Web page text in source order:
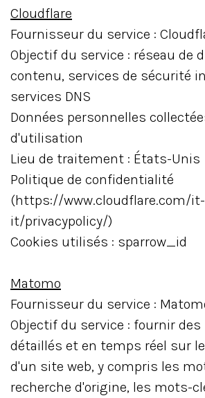
Cloudflare
Fournisseur du service :
Objectif du service : réseau de
contenu, services de sécurité
services DNS
Données personnelles
d'utilisation
Lieu de traitement : États-Unis
Politique de confidentialité
(https://www.cloudflare.com/it-
it/privacypolicy/)
Cookies utilisés : sparrow_id
Matomo
Fournisseur du service :
Objectif du service : fournir des
détaillés et en temps réel sur
d'un site web, y compris les
recherche d'origine, les mots-